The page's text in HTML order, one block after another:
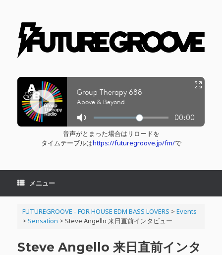
音声がとまった場合はリロードを
タイムテーブルはhttps://futuregroove.jp/fm/で
メニュー
FUTUREGROOVE - FOR HOUSE EDM BASS LOVERS > Events
> Sensation > Steve Angello 来日直前インタビュー
Steve Angello 来日直前インタ